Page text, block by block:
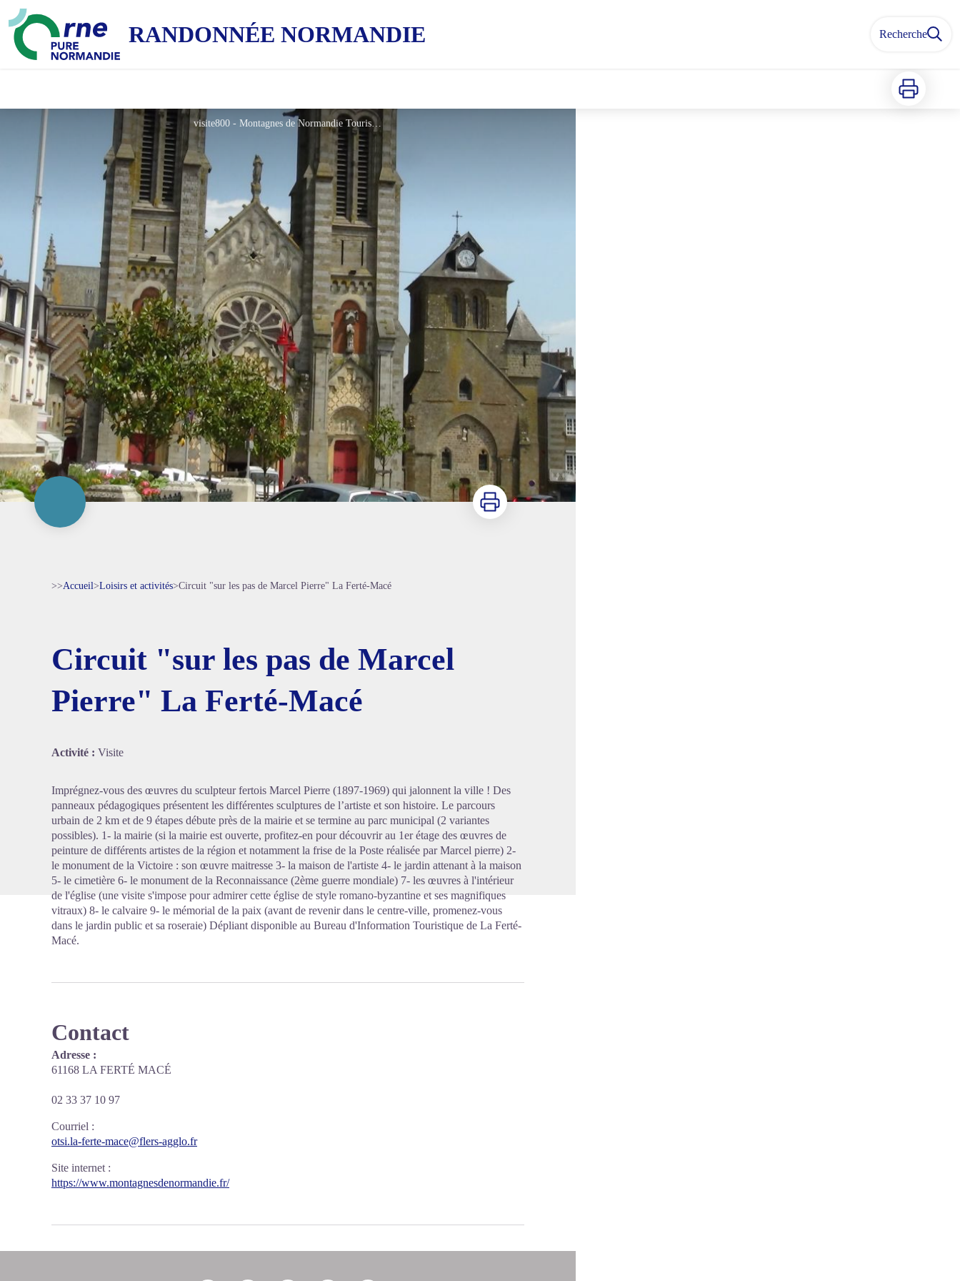
RANDONNÉE NORMANDIE Recherche
Imprimer
visite800 - Montagnes de Normandie Tourisme
Voir l'image en plein écran
Imprimer
>>Accueil>Loisirs et activités>Circuit "sur les pas de Marcel Pierre" La Ferté-Macé
Circuit "sur les pas de Marcel
Pierre" La Ferté-Macé
Activité : Visite
Imprégnez-vous des œuvres du sculpteur fertois Marcel Pierre (1897-1969) qui jalonnent la ville ! Des
panneaux pédagogiques présentent les différentes sculptures de l’artiste et son histoire. Le parcours
urbain de 2 km et de 9 étapes débute près de la mairie et se termine au parc municipal (2 variantes
possibles). 1- la mairie (si la mairie est ouverte, profitez-en pour découvrir au 1er étage des œuvres de
peinture de différents artistes de la région et notamment la frise de la Poste réalisée par Marcel pierre) 2-
le monument de la Victoire : son œuvre maitresse 3- la maison de l'artiste 4- le jardin attenant à la maison
5- le cimetière 6- le monument de la Reconnaissance (2ème guerre mondiale) 7- les œuvres à l'intérieur
de l'église (une visite s'impose pour admirer cette église de style romano-byzantine et ses magnifiques
vitraux) 8- le calvaire 9- le mémorial de la paix (avant de revenir dans le centre-ville, promenez-vous
dans le jardin public et sa roseraie) Dépliant disponible au Bureau d'Information Touristique de La Ferté-
Macé.
Contact
Adresse :
61168 LA FERTÉ MACÉ
02 33 37 10 97
Courriel :
otsi.la-ferte-mace@flers-agglo.fr
Site internet :
https://www.montagnesdenormandie.fr/